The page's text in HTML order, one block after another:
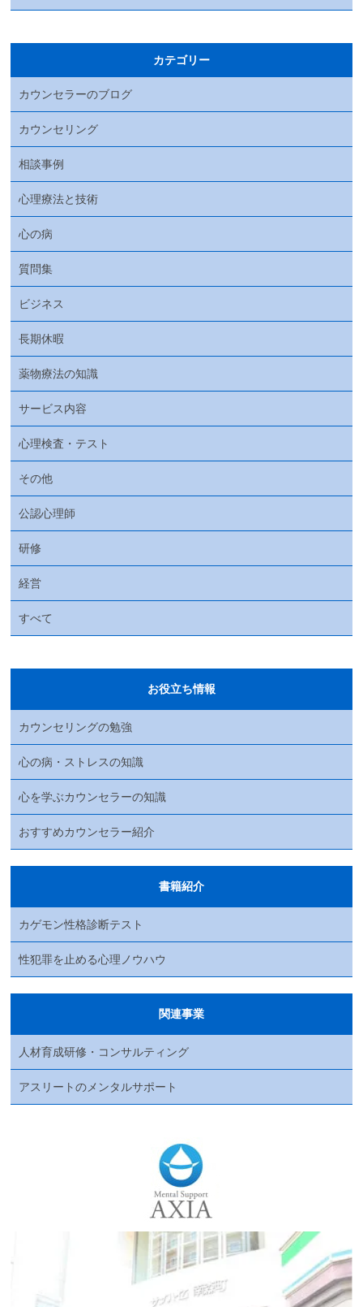
カテゴリー
カウンセラーのブログ
カウンセリング
相談事例
心理療法と技術
心の病
質問集
ビジネス
長期休暇
薬物療法の知識
サービス内容
心理検査・テスト
その他
公認心理師
研修
経営
すべて
お役立ち情報
カウンセリングの勉強
心の病・ストレスの知識
心を学ぶカウンセラーの知識
おすすめカウンセラー紹介
書籍紹介
カゲモン性格診断テスト
性犯罪を止める心理ノウハウ
関連事業
人材育成研修・コンサルティング
アスリートのメンタルサポート